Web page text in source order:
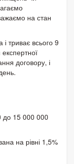
на стан
триває всього 9
договору, і
до 15 000 000
на рівні 1,5%